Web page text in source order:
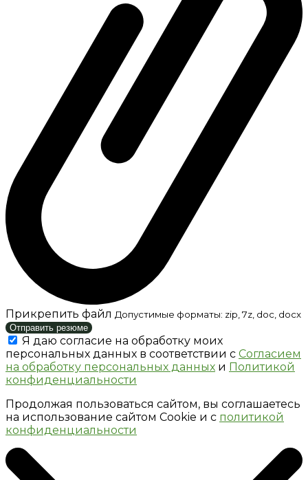
Прикрепить файл Допустимые форматы: zip, 7z, doc, docx
Отправить резюме
Я даю согласие на обработку моих
персональных данных в соответствии с Согласием
на обработку персональных данных и Политикой
конфиденциальности
Продолжая пользоваться сайтом, вы соглашаетесь
на использование сайтом Cookie и с политикой
конфиденциальности